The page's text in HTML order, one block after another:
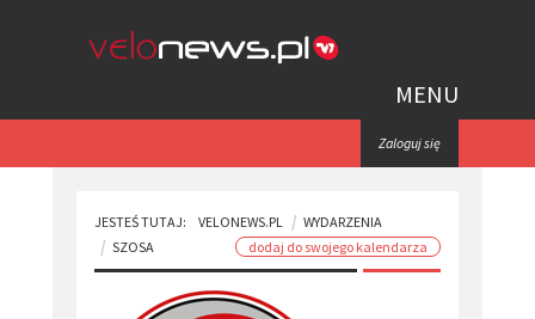
MENU
Zaloguj się
JESTEŚ TUTAJ: VELONEWS.PL
WYDARZENIA
SZOSA
dodaj do swojego kalendarza